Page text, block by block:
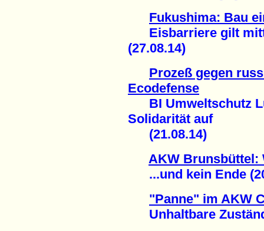
Fukushima: Bau
Eisbarriere gilt
(27.08.14)
Prozeß gegen
Ecodefense
BI Umweltschutz
Solidarität auf
(21.08.14)
AKW Brunsbüttel:
...und kein Ende
"Panne" im AKW
Unhaltbare